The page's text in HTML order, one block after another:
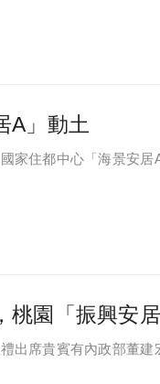
A」動土
家住都中心「海景安居
桃園「振興安
禮出席貴賓有內政部董